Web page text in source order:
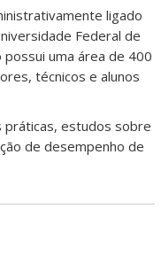
ligado
Federal de
uma área de 400
técnicos e alunos
práticas, estudos sobre
de desempenho de